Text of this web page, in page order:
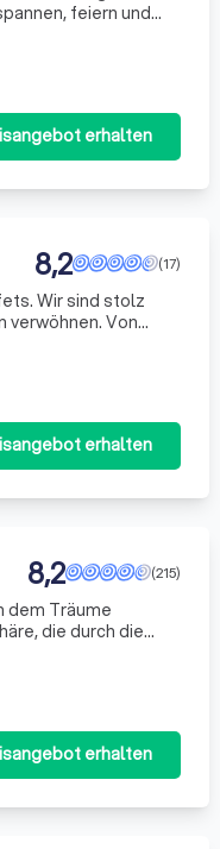
feiern und
erhalten
(17)
8,2
Wir sind stolz
verwöhnen. Von
erhalten
(215)
8,2
dem Träume
die durch die
erhalten